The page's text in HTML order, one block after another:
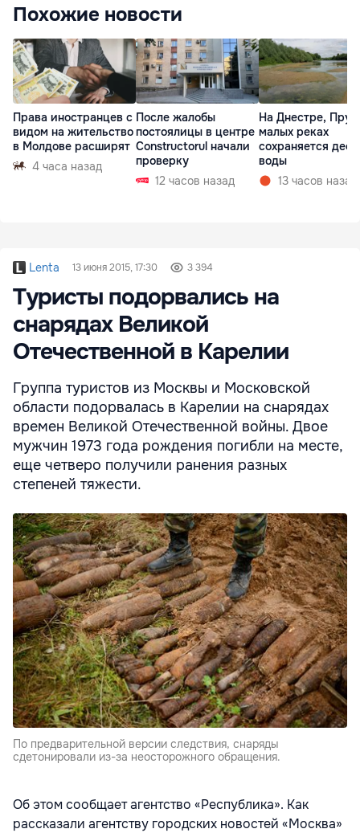
Похожие новости
Права иностранцев с
видом на жительство
в Молдове расширят
4 часа назад
После жалобы
постоялицы в центре
Constructorul начали
проверку
12 часов назад
На Днестре,
малых реках
сохраняется
воды
13 часов назад
Lenta 13 июня 2015, 17:30 3 394
Туристы подорвались на
снарядах Великой
Отечественной в Карелии
Группа туристов из Москвы и Московской
области подорвалась в Карелии на снарядах
времен Великой Отечественной войны. Двое
мужчин 1973 года рождения погибли на месте,
еще четверо получили ранения разных
степеней тяжести.
По предварительной версии следствия, снаряды
сдетонировали из-за неосторожного обращения.
Об этом сообщает агентство «Республика». Как
рассказали агентству городских новостей «Москва»